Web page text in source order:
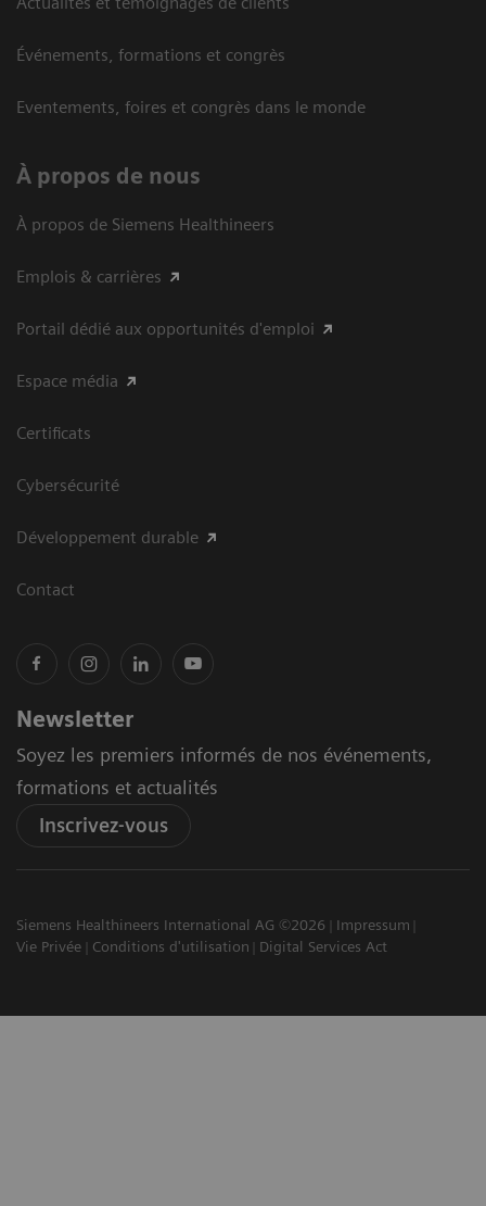
Événements, formations et congrès
Eventements, foires et congrès dans le monde
À propos de nous
À propos de Siemens Healthineers
Emplois & carrières
Portail dédié aux opportunités d'emploi
Espace média
Certificats
Cybersécurité
Développement durable
Contact
Newsletter
Soyez les premiers informés de nos événements,
formations et actualités
Inscrivez-vous
Siemens Healthineers International AG ©2026
Impressum
Vie Privée
Conditions d'utilisation Digital Services Act